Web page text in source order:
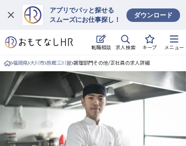
アプリでパッと探せる
スムーズにお仕事探し！
ダウンロード
転職相談 求人検索 キープ メニュー
ログイン
求人・施設を探す
キープした求人
就職・転職 合同説明会
おもてなしHRについて
福岡県 大川市 旅館三川屋 調理部門その他/正社員の求人詳細